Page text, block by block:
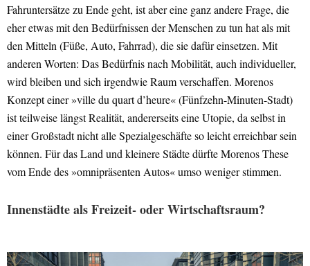
Fahruntersätze zu Ende geht, ist aber eine ganz andere Frage, die
eher etwas mit den Bedürfnissen der Menschen zu tun hat als mit
den Mitteln (Füße, Auto, Fahrrad), die sie dafür einsetzen. Mit
anderen Worten: Das Bedürfnis nach Mobilität, auch individueller,
wird bleiben und sich irgendwie Raum verschaffen. Morenos
Konzept einer »ville du quart d’heure« (Fünfzehn-Minuten-Stadt)
ist teilweise längst Realität, andererseits eine Utopie, da selbst in
einer Großstadt nicht alle Spezialgeschäfte so leicht erreichbar sein
können. Für das Land und kleinere Städte dürfte Morenos These
vom Ende des »omnipräsenten Autos« umso weniger stimmen.
Innenstädte als Freizeit- oder Wirtschaftsraum?